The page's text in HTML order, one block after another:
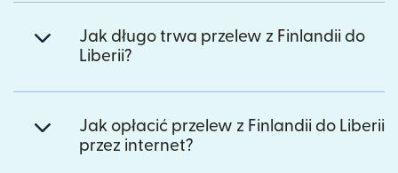
Jak długo trwa przelew z Finlandii do
Liberii?
Jak opłacić przelew z Finlandii do Liberii
przez internet?